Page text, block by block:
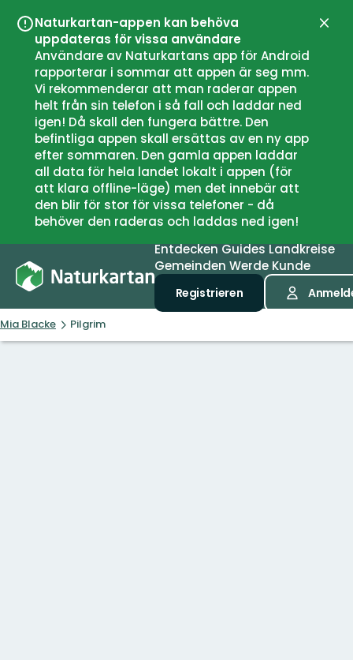
Naturkartan-appen kan behöva
uppdateras för vissa användare
Användare av Naturkartans app för Android
rapporterar i sommar att appen är seg mm.
Vi rekommenderar att man raderar appen
helt från sin telefon i så fall och laddar ned
igen! Då skall den fungera bättre. Den
befintliga appen skall ersättas av en ny app
efter sommaren. Den gamla appen laddar
all data för hela landet lokalt i appen (för
att klara offline-läge) men det innebär att
den blir för stor för vissa telefoner - då
behöver den raderas och laddas ned igen!
EntdeckenGuidesLandkreise
Gemeinden Werde Kunde
Registrieren
Mia Blacke Pilgrim